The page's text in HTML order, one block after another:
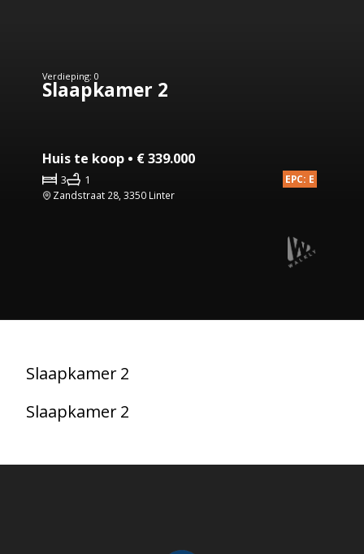
Verdieping: 0
Slaapkamer 2
Huis te koop • € 339.000
3 1
EPC: E
Zandstraat 28, 3350 Linter
Slaapkamer 2
Slaapkamer 2